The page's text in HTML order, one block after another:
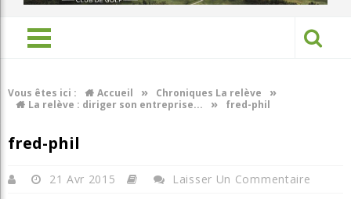
Vous êtes ici : Accueil » Chroniques La relève »
La relève : diriger son entreprise... » fred-phil
fred-phil
21 Avr 2015 Laisser Un Commentaire